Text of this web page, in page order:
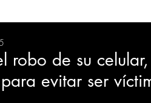
TECNOLOGIA
robo de su
evitar ser